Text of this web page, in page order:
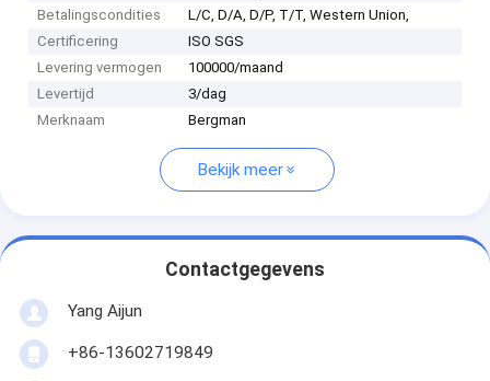
Betalingscondities
L/C, D/A, D/P, T/T, Western Union,
Certificering
ISO SGS
Levering vermogen
100000/maand
Levertijd
3/dag
Merknaam
Bergman
Bekijk meer
Contactgegevens
Yang Aijun
+86-13602719849